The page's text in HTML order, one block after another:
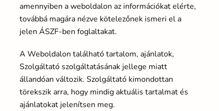
amennyiben a weboldalon az információkat elérte,
továbbá magára nézve kötelezőnek ismeri el a
jelen ÁSZF-ben foglaltakat.
A Weboldalon található tartalom, ajánlatok,
Szolgáltató szolgáltatásának jellege miatt
állandóan változik. Szolgáltató kimondottan
törekszik arra, hogy mindig aktuális tartalmat és
ajánlatokat jelenítsen meg.